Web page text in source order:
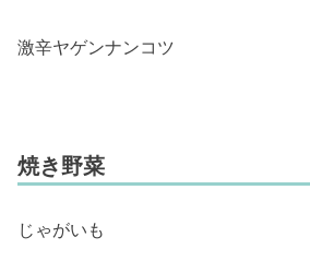
激辛ヤゲンナンコツ
焼き野菜
じゃがいも